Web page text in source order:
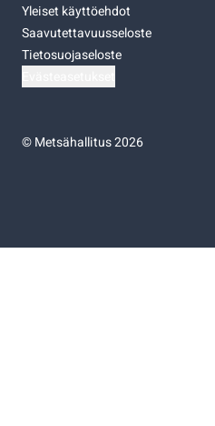
Yleiset käyttöehdot
Saavutettavuusseloste
Tietosuojaseloste
©Metsähallitus 2026